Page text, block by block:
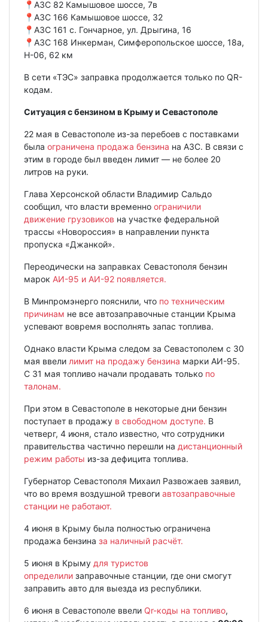
📍АЗС 82 Камышовое шоссе, 7в
📍АЗС 166 Камышовое шоссе, 32
📍АЗС 161 с. Гончарное, ул. Дрыгина, 16
📍АЗС 168 Инкерман, Симферопольское шоссе, 18а,
Н-06, 62 км
В сети «ТЭС» заправка продолжается только по QR-
кодам.
Ситуация с бензином в Крыму и Севастополе
22 мая в Севастополе из-за перебоев с поставками
была ограничена продажа бензина на АЗС. В связи с
этим в городе был введен лимит — не более 20
литров на руки.
Глава Херсонской области Владимир Сальдо
сообщил, что власти временно ограничили
движение грузовиков на участке федеральной
трассы «Новороссия» в направлении пункта
пропуска «Джанкой».
Переодически на заправках Севастополя бензин
марок АИ-95 и АИ-92 появляется.
В Минпромэнерго пояснили, что по техническим
причинам не все автозаправочные станции Крыма
успевают вовремя восполнять запас топлива.
Однако власти Крыма следом за Севастополем с 30
мая ввели лимит на продажу бензина марки АИ-95.
С 31 мая топливо начали продавать только по
талонам.
При этом в Севастополе в некоторые дни бензин
поступает в продажу в свободном доступе. В
четверг, 4 июня, стало известно, что сотрудники
правительства частично перешли на дистанционный
режим работы из-за дефицита топлива.
Губернатор Севастополя Михаил Развожаев заявил,
что во время воздушной тревоги автозаправочные
станции не работают.
4 июня в Крыму была полностью ограничена
продажа бензина за наличный расчёт.
5 июня в Крыму для туристов
определили заправочные станции, где они смогут
заправить авто для выезда из республики.
6 июня в Севастополе ввели Qr-коды на топливо,